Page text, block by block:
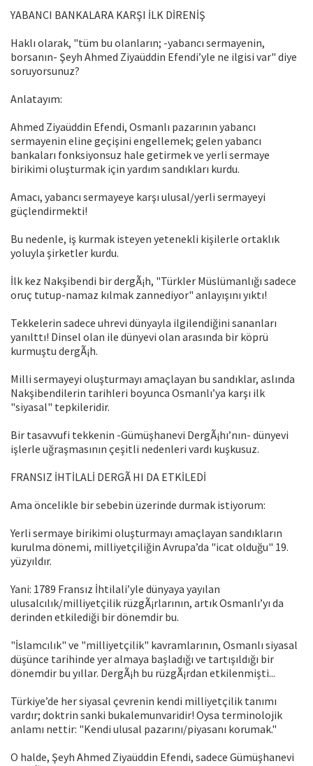
YABANCI BANKALARA KARŞI İLK DİRENİŞ
Haklı olarak, "tüm bu olanların; -yabancı sermayenin,
borsanın- Şeyh Ahmed Ziyaüddin Efendi’yle ne ilgisi var" diye
soruyorsunuz?
Anlatayım:
Ahmed Ziyaüddin Efendi, Osmanlı pazarının yabancı
sermayenin eline geçişini engellemek; gelen yabancı
bankaları fonksiyonsuz hale getirmek ve yerli sermaye
birikimi oluşturmak için yardım sandıkları kurdu.
Amacı, yabancı sermayeye karşı ulusal/yerli sermayeyi
güçlendirmekti!
Bu nedenle, iş kurmak isteyen yetenekli kişilerle ortaklık
yoluyla şirketler kurdu.
İlk kez Nakşibendi bir dergÃ¡h, "Türkler Müslümanlığı sadece
oruç tutup-namaz kılmak zannediyor" anlayışını yıktı!
Tekkelerin sadece uhrevi dünyayla ilgilendiğini sananları
yanılttı! Dinsel olan ile dünyevi olan arasında bir köprü
kurmuştu dergÃ¡h.
Milli sermayeyi oluşturmayı amaçlayan bu sandıklar, aslında
Nakşibendilerin tarihleri boyunca Osmanlı’ya karşı ilk
"siyasal" tepkileridir.
Bir tasavvufi tekkenin -Gümüşhanevi DergÃ¡hı’nın- dünyevi
işlerle uğraşmasının çeşitli nedenleri vardı kuşkusuz.
FRANSIZ İHTİLALİ DERGÃ HI DA ETKİLEDİ
Ama öncelikle bir sebebin üzerinde durmak istiyorum:
Yerli sermaye birikimi oluşturmayı amaçlayan sandıkların
kurulma dönemi, milliyetçiliğin Avrupa’da "icat olduğu" 19.
yüzyıldır.
Yani: 1789 Fransız İhtilali’yle dünyaya yayılan
ulusalcılık/milliyetçilik rüzgÃ¡rlarının, artık Osmanlı’yı da
derinden etkilediği bir dönemdir bu.
"İslamcılık" ve "milliyetçilik" kavramlarının, Osmanlı siyasal
düşünce tarihinde yer almaya başladığı ve tartışıldığı bir
dönemdir bu yıllar. DergÃ¡h bu rüzgÃ¡rdan etkilenmişti...
Türkiye’de her siyasal çevrenin kendi milliyetçilik tanımı
vardır; doktrin sanki bukalemunvaridir! Oysa terminolojik
anlamı nettir: "Kendi ulusal pazarını/piyasanı korumak."
O halde, Şeyh Ahmed Ziyaüddin Efendi, sadece Gümüşhanevi